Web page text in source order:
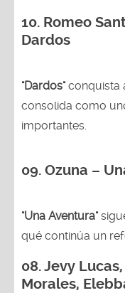
10. Romeo
Dardos
"Dardos"conquista
consolida como
importantes.
09. Ozuna –
"Una Aventura"
qué continúa un
08. Jevy
Morales,